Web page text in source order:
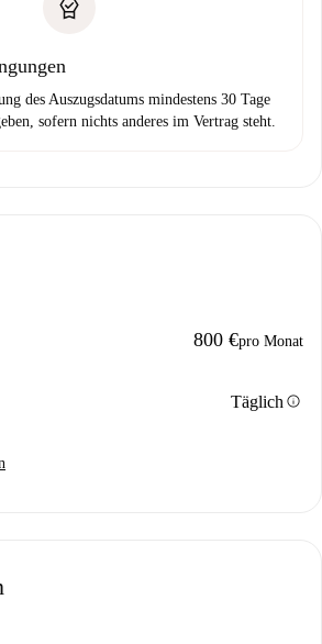
des Auszugsdatums mindestens 30 Tage
sofern nichts anderes im Vertrag steht.
800 €pro Monat
Täglichinfo